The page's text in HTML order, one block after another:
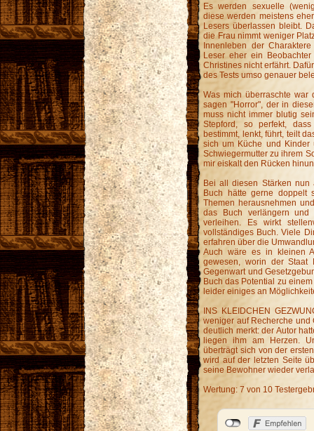
Es werden sexuelle
diese werden meistens
Lesers überlassen bleibt.
die Frau nimmt weniger
Innenleben der
Leser eher ein
Christines nicht erfährt.
des Tests umso genauer
Was mich überraschte war
sagen "Horror", der in
muss nicht immer blutig
Stepford, so perfekt,
bestimmt, lenkt, führt, teilt
sich um Küche und
Schwiegermutter zu ihrem
mir eiskalt den Rücken
Bei all diesen Stärken nun
Buch hätte gerne doppelt
Themen herausnehmen
das Buch verlängern
verleihen. Es wirkt
vollständiges Buch. Viele
erfahren über die
Auch wäre es in kleinen
gewesen, worin der Staat
Gegenwart und
Buch das Potential zu
leider einiges an
INS KLEIDCHEN
weniger auf Recherche und
deutlich merkt: der Autor
liegen ihm am Herzen.
überträgt sich von der
wird auf der letzten Seite
seine Bewohner wieder
Wertung: 7 von 10